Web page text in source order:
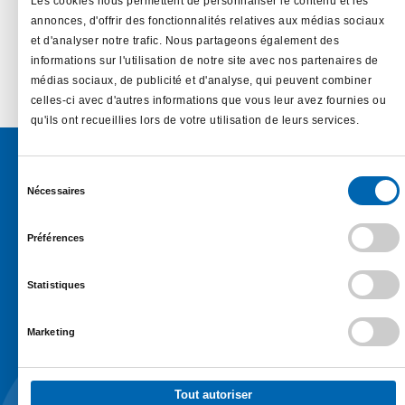
annonces, d'offrir des fonctionnalités relatives aux médias sociaux
et d'analyser notre trafic. Nous partageons également des
informations sur l'utilisation de notre site avec nos partenaires de
médias sociaux, de publicité et d'analyse, qui peuvent combiner
celles-ci avec d'autres informations que vous leur avez fournies ou
qu'ils ont recueillies lors de votre utilisation de leurs services.
Nécessaires
Préférences
Statistiques
Marketing
Tout autoriser
En savoir plus…